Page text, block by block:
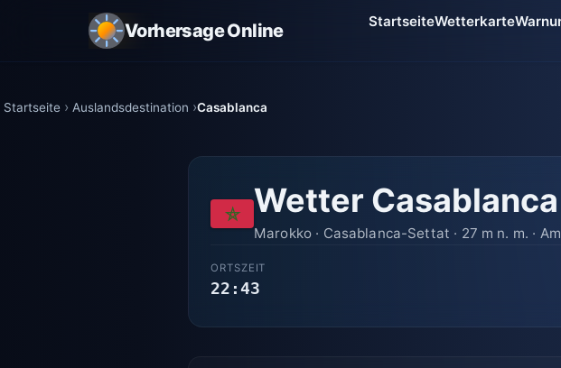
Vorhersage Online StartseiteWetterkarte
Startseite Auslandsdestination Casablanca
Wetter Casablanca
Marokko · Casablanca-Settat · 27 m n. m. ·
ORTSZEIT
22:44